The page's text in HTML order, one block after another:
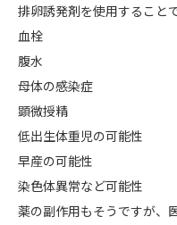
排卵誘発剤を使用すること
血栓
腹水
母体の感染症
顕微授精
低出生体重児の可能性
早産の可能性
染色体異常など可能性
薬の副作用もそうですが、